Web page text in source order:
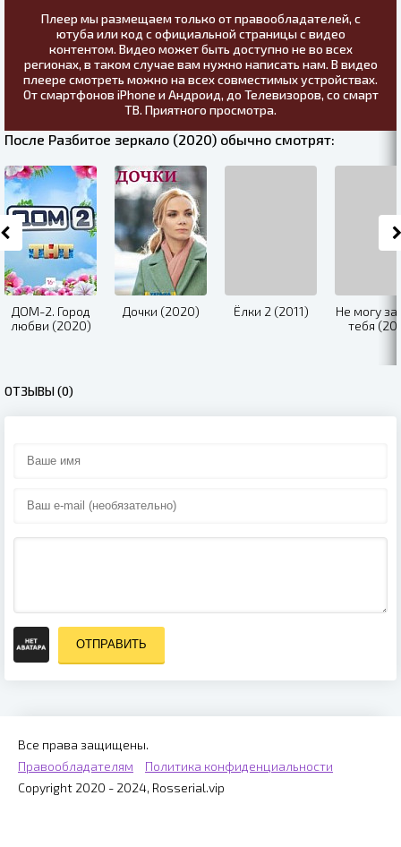
Плеер мы размещаем только от правообладателей, с
ютуба или код с официальной страницы с видео
контентом. Видео может быть доступно не во всех
регионах, в таком случае вам нужно написать нам. В видео
плеере смотреть можно на всех совместимых устройствах.
От смартфонов iPhone и Андроид, до Телевизоров, со смарт
ТВ. Приятного просмотра.
После Разбитое зеркало (2020) обычно смотрят:
ДОМ-2. Город
любви (2020)
Дочки (2020) Ёлки 2 (2011)
Не могу
тебя
ОТЗЫВЫ (0)
ОТПРАВИТЬ
Все права защищены.
Правообладателям
Политика конфиденциальности
Copyright 2020 - 2024, Rosserial.vip